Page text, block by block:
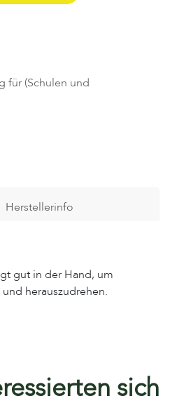
für (Schulen und
Herstellerinfo
gut in der Hand, um
herauszudrehen.
sich